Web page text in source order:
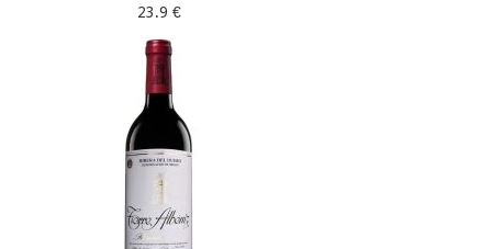
23.9 €